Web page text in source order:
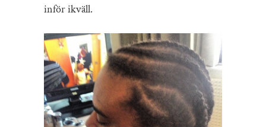
inför ikväll.